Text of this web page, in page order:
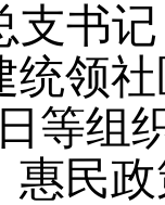
支书
统领
等组
惠民